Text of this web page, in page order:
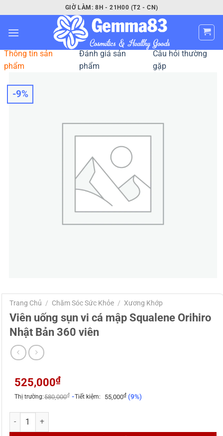
qua
nội
GIỜ LÀM: 8H - 21H00 (T2 - CN)
-9%
Trang Chủ / Chăm Sóc Sức Khỏe / Xương Khớp
Viên uống sụn vi cá mập Squalene Orihiro
Nhật Bản 360 viên
525,000₫
Thị trường:580,000₫ -Tiết kiệm: 55,000₫(9%)
Viên uống sụn vi cá mập Squalene Orihiro Nhật Bản 360 viên số
Thông tin sản
phẩm
Đánh giá sản
phẩm
Câu hỏi thường
gặp